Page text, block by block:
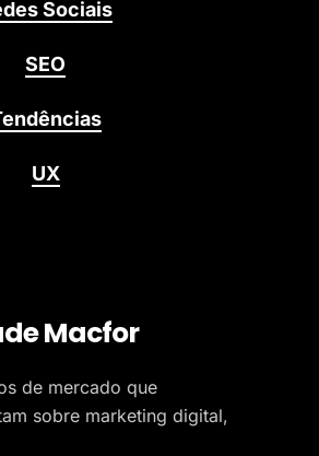
Sociais
SEO
UX
Macfor
de mercado que
sobre marketing digital,